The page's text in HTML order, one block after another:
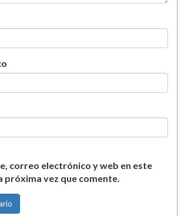
correo electrónico y web en este
próxima vez que comente.